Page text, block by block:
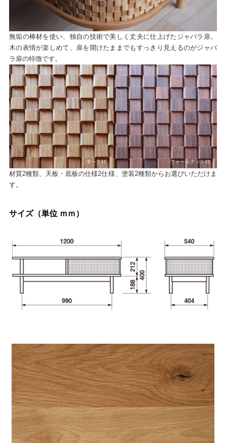
無垢の棒材を使い、独自の技術で美しく丈夫に仕上げたジャバラ扉。
木の表情が楽しめて、扉を開けたままでもすっきり見えるのがジャバ
ラ扉の特徴です。
材質2種類、天板・底板の仕様2仕様、塗装2種類からお選びいただけま
す。
サイズ（単位 ｍｍ）